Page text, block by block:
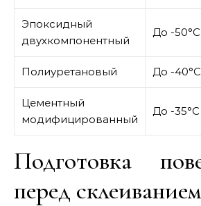
Эпоксидный
двухкомпонентный
До -50°C
Полиуретановый До -40°C
Цементный
модифицированный
До -35°C
Подготовка
перед склеиванием